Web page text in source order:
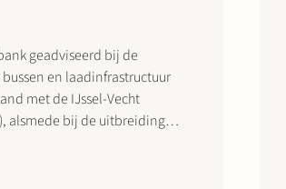
geadviseerd bij de
en laadinfrastructuur
met de IJssel-Vecht
alsmede bij de uitbreiding